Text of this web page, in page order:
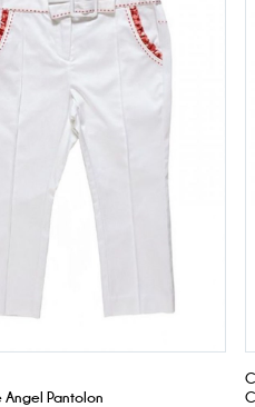
Angel Pantolon